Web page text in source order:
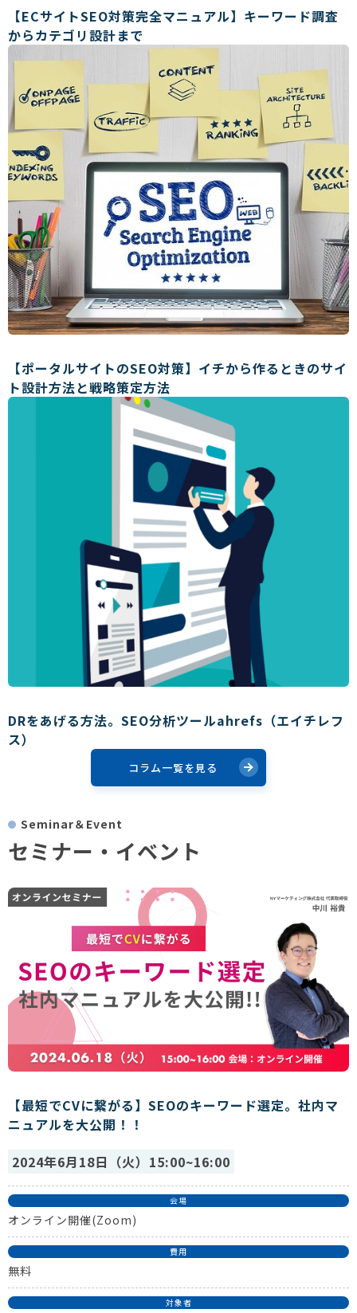
【ECサイトSEO対策完全マニュアル】キーワード調査
からカテゴリ設計まで
【ポータルサイトのSEO対策】イチから作るときのサイ
ト設計方法と戦略策定方法
DRをあげる方法。SEO分析ツールahrefs（エイチレフ
ス）
コラム一覧を見る
Seminar＆Event
セミナー・イベント
【最短でCVに繋がる】SEOのキーワード選定。社内マ
ニュアルを大公開！！
2024年6月18日（火）15:00~16:00
会場
オンライン開催(Zoom)
費用
無料
対象者